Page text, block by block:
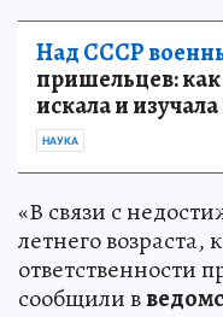
Над СССР
пришельцев: как
искала и
НАУКА
«В связи с
летнего
ответственности
сообщили в